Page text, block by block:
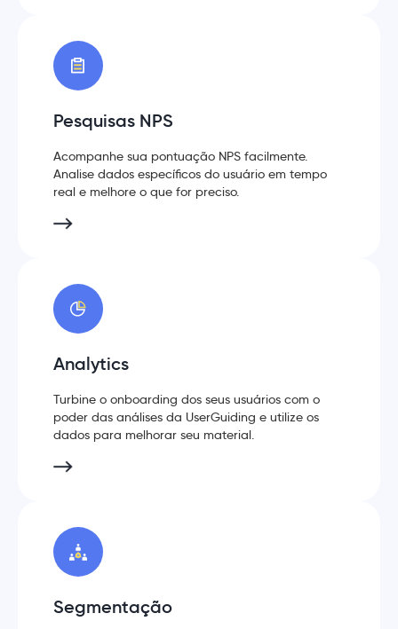
Pesquisas NPS
Acompanhe sua pontuação NPS facilmente.
Analise dados específicos do usuário em tempo
real e melhore o que for preciso.
Analytics
Turbine o onboarding dos seus usuários com o
poder das análises da UserGuiding e utilize os
dados para melhorar seu material.
Segmentação